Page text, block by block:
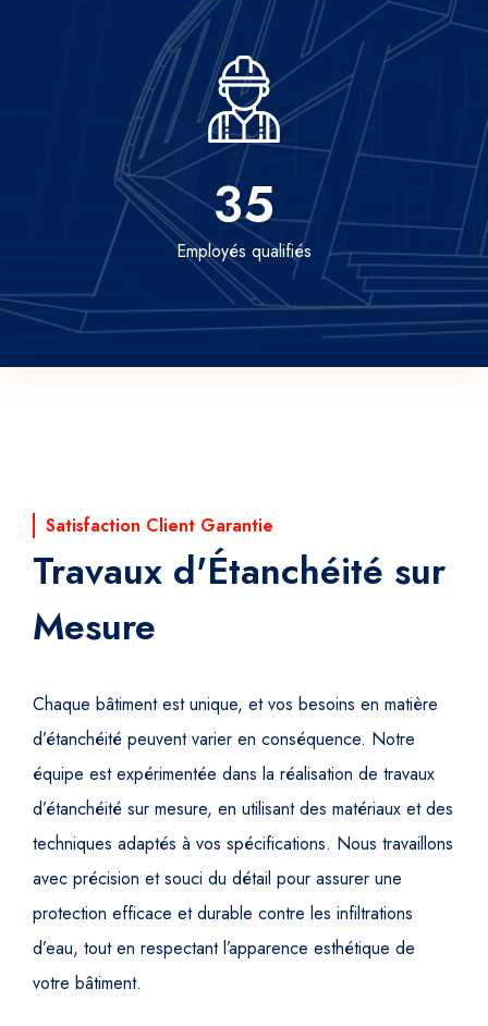
35
Employés qualifiés
Satisfaction Client Garantie
Travaux d'Étanchéité sur
Mesure
Chaque bâtiment est unique, et vos besoins en matière
d’étanchéité peuvent varier en conséquence. Notre
équipe est expérimentée dans la réalisation de travaux
d’étanchéité sur mesure, en utilisant des matériaux et des
techniques adaptés à vos spécifications. Nous travaillons
avec précision et souci du détail pour assurer une
protection efficace et durable contre les infiltrations
d’eau, tout en respectant l’apparence esthétique de
votre bâtiment.